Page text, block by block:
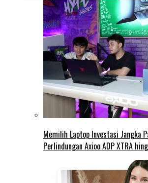
Memilih Laptop Investasi Jangka
Perlindungan Axioo ADP XTRA